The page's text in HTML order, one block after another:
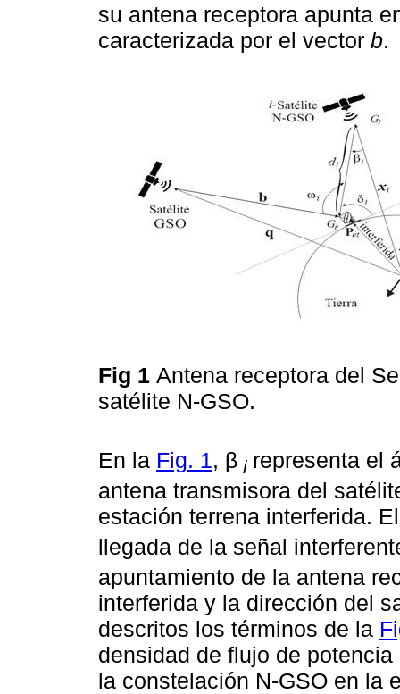
su antena receptora apunta
caracterizada por el vector b.
Fig 1 Antena receptora del
satélite N-GSO.
En la Fig. 1, β i representa el
antena transmisora del
estación terrena interferida.
llegada de la señal
apuntamiento de la antena
interferida y la dirección del
descritos los términos de la
densidad de flujo de
la constelación N-GSO en la